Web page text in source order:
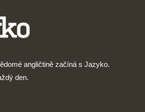
angličtině začíná s Jazyko.
den.